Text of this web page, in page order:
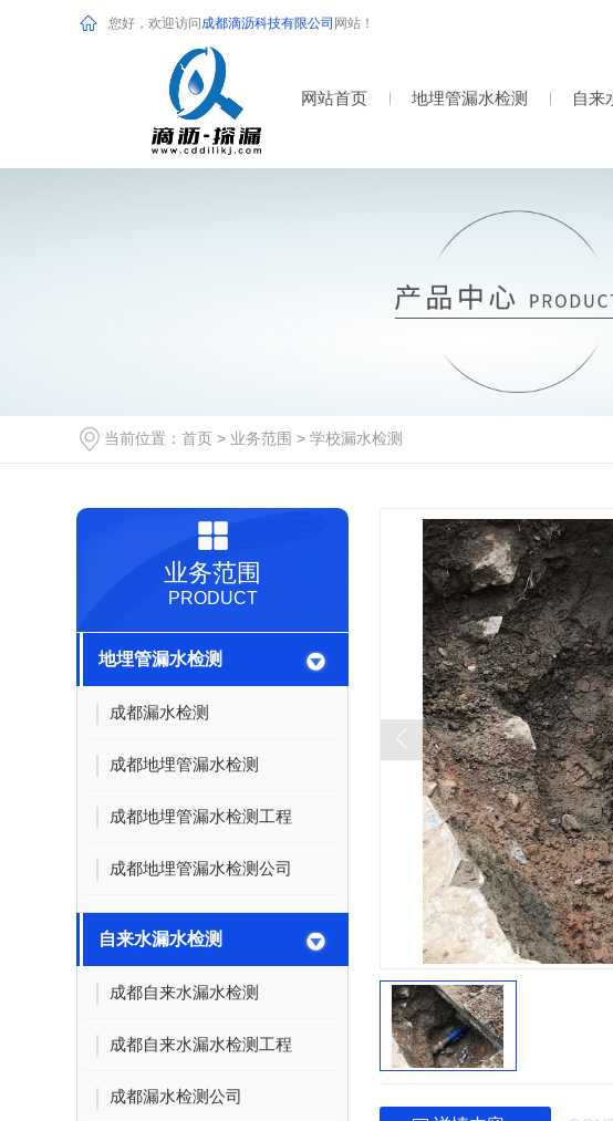
您好，欢迎访问 成都滴沥科技有限公司 网站！
网站首页 地埋管漏水检测 自来
当前位置： 首页 > 业务范围 > 学校漏水检测
业务范围
PRODUCT
地埋管漏水检测
成都漏水检测
成都地埋管漏水检测
成都地埋管漏水检测工程
成都地埋管漏水检测公司
自来水漏水检测
成都自来水漏水检测
成都自来水漏水检测工程
成都漏水检测公司